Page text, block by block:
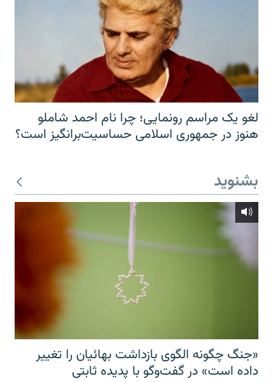
لغو یک مراسم رونمایی؛ چرا نام احمد شاملو
هنوز در جمهوری اسلامی حساسیت‌برانگیز است؟
بشنوید
«جنگ چگونه الگوی بازداشت بهائیان را تغییر
داده است» در گفت‌وگو با پدیده ثابتی